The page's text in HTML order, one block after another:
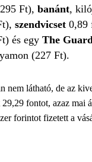
Ft), banánt,
szendvicset 0,89
és egy The
(227 Ft).
nem látható, de az
fontot, azaz mai
forintot fizetett a